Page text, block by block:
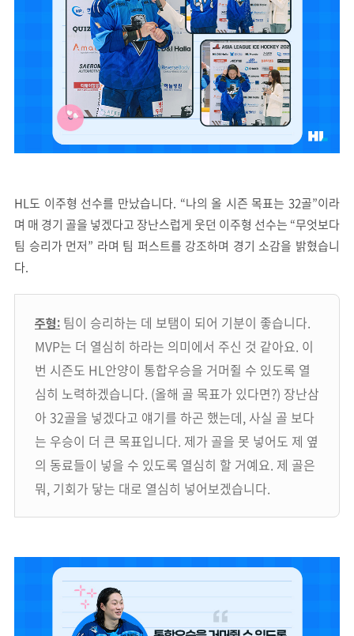
HL도 이주형 선수를 만났습니다. “나의 올 시즌 목표는 32골”이라
며 매 경기 골을 넣겠다고 장난스럽게 웃던 이주형 선수는 “무엇보다
팀 승리가 먼저” 라며 팀 퍼스트를 강조하며 경기 소감을 밝혔습니
다.
주형: 팀이 승리하는 데 보탬이 되어 기분이 좋습니다.
MVP는 더 열심히 하라는 의미에서 주신 것 같아요. 이
번 시즌도 HL안양이 통합우승을 거머쥘 수 있도록 열
심히 노력하겠습니다. (올해 골 목표가 있다면?) 장난삼
아 32골을 넣겠다고 얘기를 하곤 했는데, 사실 골 보다
는 우승이 더 큰 목표입니다. 제가 골을 못 넣어도 제 옆
의 동료들이 넣을 수 있도록 열심히 할 거예요. 제 골은
뭐, 기회가 닿는 대로 열심히 넣어보겠습니다.